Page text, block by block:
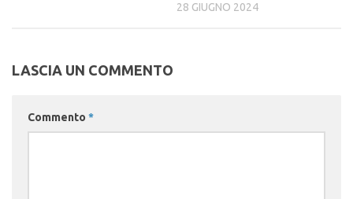
28 GIUGNO 2024
LASCIA UN COMMENTO
Commento *